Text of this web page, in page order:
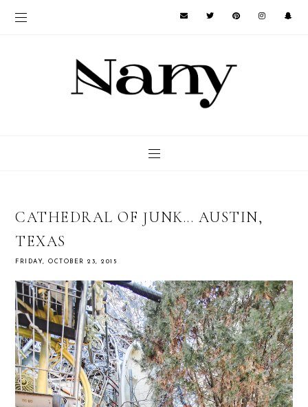
CATHEDRAL OF JUNK... AUSTIN,
TEXAS
FRIDAY, OCTOBER 23, 2015